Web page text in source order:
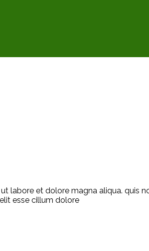
labore et dolore magna aliqua. quis
esse cillum dolore